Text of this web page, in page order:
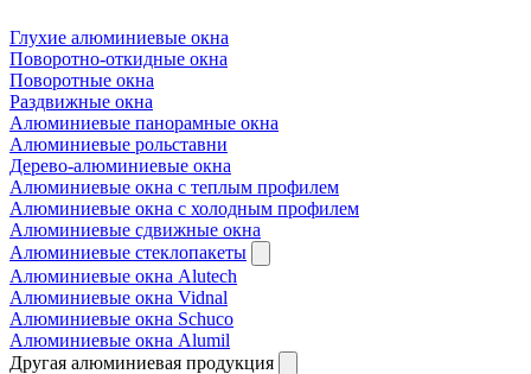
Глухие алюминиевые окна
Поворотно-откидные окна
Поворотные окна
Раздвижные окна
Алюминиевые панорамные окна
Алюминиевые рольставни
Дерево-алюминиевые окна
Алюминиевые окна с теплым профилем
Алюминиевые окна с холодным профилем
Алюминиевые сдвижные окна
Алюминиевые стеклопакеты
Алюминиевые окна Alutech
Алюминиевые окна Vidnal
Алюминиевые окна Schuco
Алюминиевые окна Alumil
Другая алюминиевая продукция